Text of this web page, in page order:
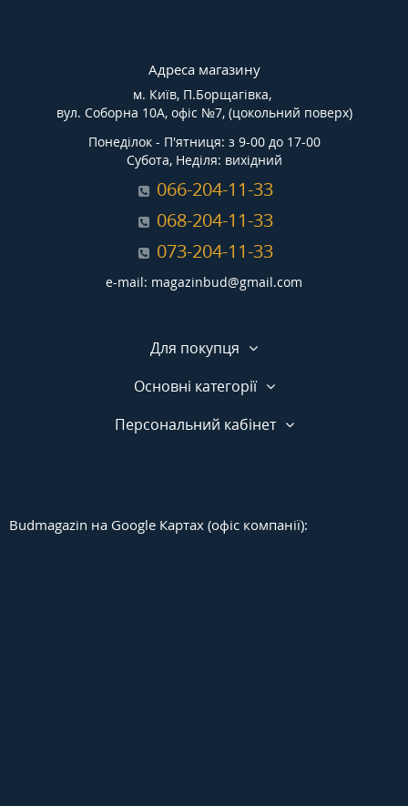
Адреса магазину
м. Київ, П.Борщагівка,
вул. Соборна 10А, офіс №7, (цокольний поверх)
Понеділок - П'ятниця: з 9-00 до 17-00
Субота, Неділя: вихідний
066-204-11-33
068-204-11-33
073-204-11-33
e-mail: magazinbud@gmail.com
Для покупця
Основні категорії
Персональний кабінет
Budmagazin на Google Картах (офіс компанії):